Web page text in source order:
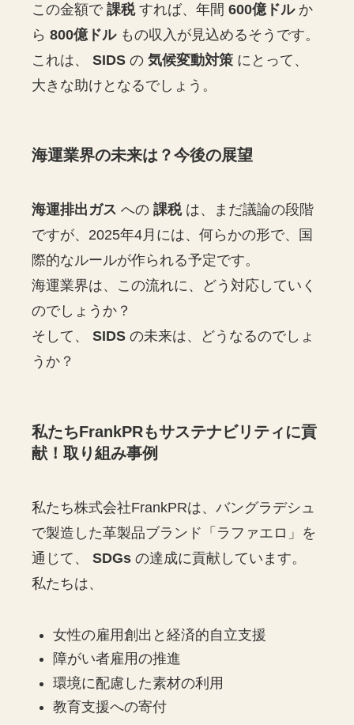
この金額で課税すれば、年間600億ドルか
ら800億ドルもの収入が見込めるそうです。
これは、SIDS の気候変動対策 にとって、
大きな助けとなるでしょう。
海運業界の未来は？今後の展望
海運排出ガス への課税は、まだ議論の段階
ですが、2025年4月には、何らかの形で、国
際的なルールが作られる予定です。
海運業界は、この流れに、どう対応していく
のでしょうか？
そして、SIDS の未来は、どうなるのでしょ
うか？
私たちFrankPRもサステナビリティに貢
献！取り組み事例
私たち株式会社FrankPRは、バングラデシュ
で製造した革製品ブランド「ラファエロ」を
通じて、SDGs の達成に貢献しています。
私たちは、
女性の雇用創出と経済的自立支援
障がい者雇用の推進
環境に配慮した素材の利用
教育支援への寄付